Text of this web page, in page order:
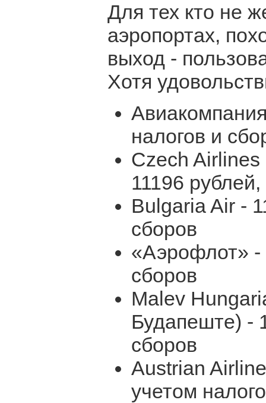
Для тех кто не
аэропортах,
выход -
Хотя
налогов и
Czech
11196
Bulgaria Air -
сборов
«Аэрофлот» -
сборов
Malev
Будапеште) -
сборов
Austrian
учетом